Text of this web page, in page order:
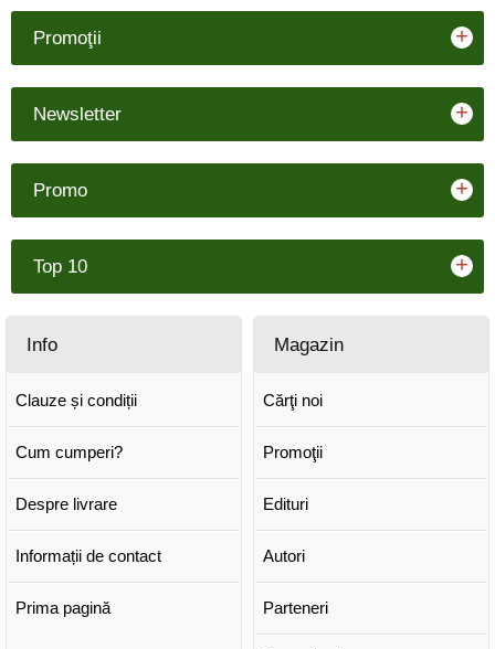
Promoţii +
Newsletter +
Promo +
Top 10 +
Info
Clauze și condiții
Cum cumperi?
Despre livrare
Informații de contact
Prima pagină
Magazin
Cărţi noi
Promoţii
Edituri
Autori
Parteneri